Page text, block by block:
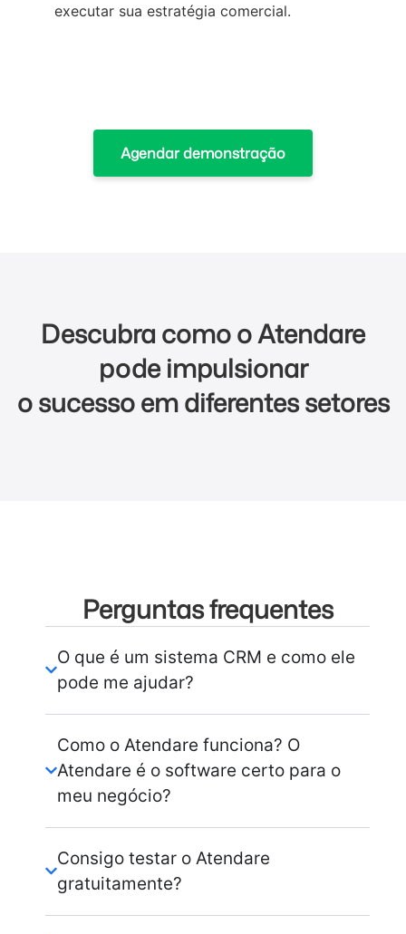
executar sua estratégia comercial.
Agendar demonstração
Descubra como o Atendare
pode impulsionar
o sucesso em diferentes setores
Perguntas frequentes
O que é um sistema CRM e como ele
pode me ajudar?
Como o Atendare funciona? O
Atendare é o software certo para o
meu negócio?
Consigo testar o Atendare
gratuitamente?